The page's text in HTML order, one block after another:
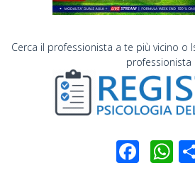
Cerca il professionista a te più vicino o
professionista